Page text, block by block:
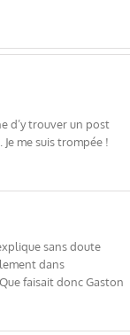
d’y trouver un post
me suis trompée !
sans doute
dans
faisait donc Gaston